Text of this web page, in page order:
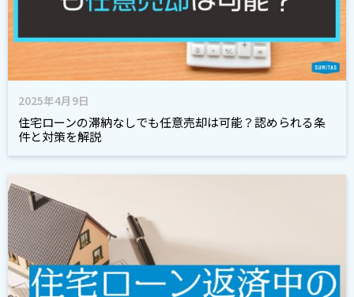
2025年4月9日
住宅ローンの滞納なしでも任意売却は可能？認められる条
件と対策を解説